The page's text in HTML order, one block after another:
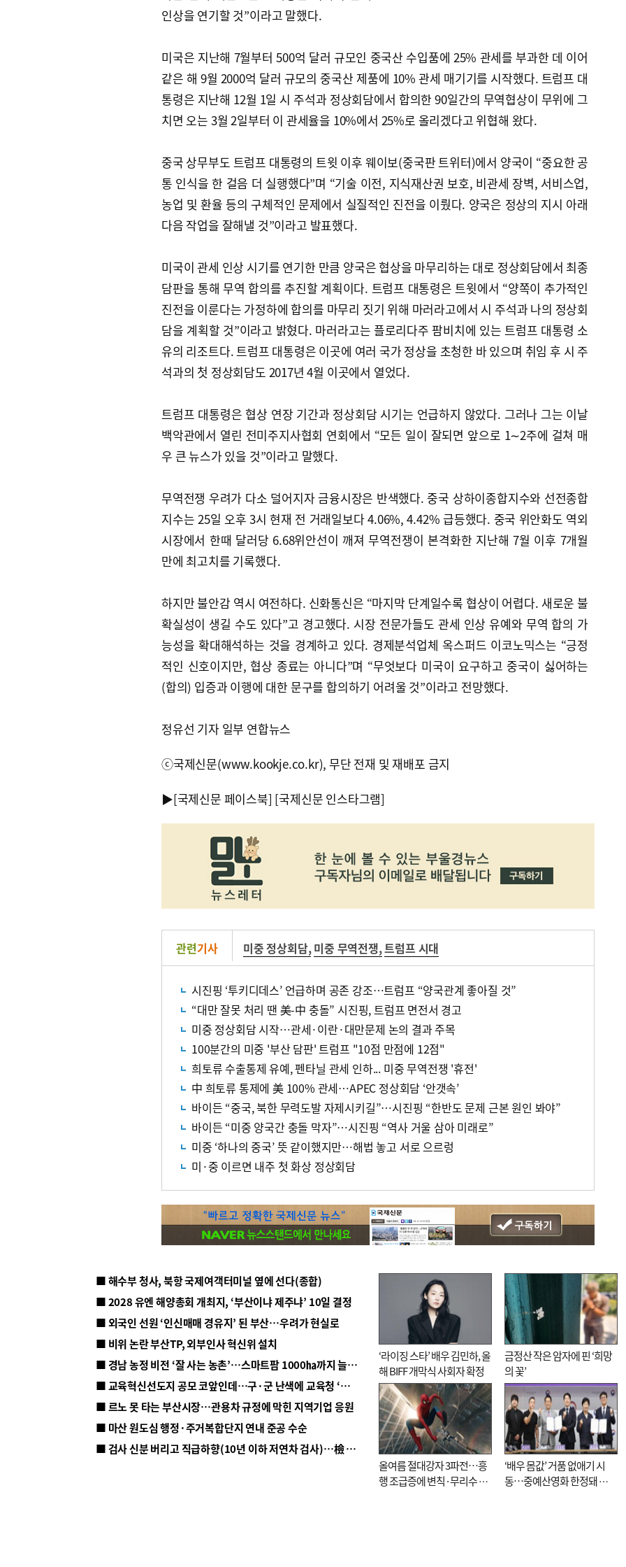
인상을 연기할 것”이라고 말했다.
미국은 지난해 7월부터 500억 달러 규모인 중국산 수입품에 25% 관세를 부과한 데 이어
같은 해 9월 2000억 달러 규모의 중국산 제품에 10% 관세 매기기를 시작했다. 트럼프 대
통령은 지난해 12월 1일 시 주석과 정상회담에서 합의한 90일간의 무역협상이 무위에 그
치면 오는 3월 2일부터 이 관세율을 10%에서 25%로 올리겠다고 위협해 왔다.
중국 상무부도 트럼프 대통령의 트윗 이후 웨이보(중국판 트위터)에서 양국이 “중요한 공
통 인식을 한 걸음 더 실행했다”며 “기술 이전, 지식재산권 보호, 비관세 장벽, 서비스업,
농업 및 환율 등의 구체적인 문제에서 실질적인 진전을 이뤘다. 양국은 정상의 지시 아래
다음 작업을 잘해낼 것”이라고 발표했다.
미국이 관세 인상 시기를 연기한 만큼 양국은 협상을 마무리하는 대로 정상회담에서 최종
담판을 통해 무역 합의를 추진할 계획이다. 트럼프 대통령은 트윗에서 “양쪽이 추가적인
진전을 이룬다는 가정하에 합의를 마무리 짓기 위해 마러라고에서 시 주석과 나의 정상회
담을 계획할 것”이라고 밝혔다. 마러라고는 플로리다주 팜비치에 있는 트럼프 대통령 소
유의 리조트다. 트럼프 대통령은 이곳에 여러 국가 정상을 초청한 바 있으며 취임 후 시 주
석과의 첫 정상회담도 2017년 4월 이곳에서 열었다.
트럼프 대통령은 협상 연장 기간과 정상회담 시기는 언급하지 않았다. 그러나 그는 이날
백악관에서 열린 전미주지사협회 연회에서 “모든 일이 잘되면 앞으로 1∼2주에 걸쳐 매
우 큰 뉴스가 있을 것”이라고 말했다.
무역전쟁 우려가 다소 덜어지자 금융시장은 반색했다. 중국 상하이종합지수와 선전종합
지수는 25일 오후 3시 현재 전 거래일보다 4.06%, 4.42% 급등했다. 중국 위안화도 역외
시장에서 한때 달러당 6.68위안선이 깨져 무역전쟁이 본격화한 지난해 7월 이후 7개월
만에 최고치를 기록했다.
하지만 불안감 역시 여전하다. 신화통신은 “마지막 단계일수록 협상이 어렵다. 새로운 불
확실성이 생길 수도 있다”고 경고했다. 시장 전문가들도 관세 인상 유예와 무역 합의 가
능성을 확대해석하는 것을 경계하고 있다. 경제분석업체 옥스퍼드 이코노믹스는 “긍정
적인 신호이지만, 협상 종료는 아니다”며 “무엇보다 미국이 요구하고 중국이 싫어하는
(합의) 입증과 이행에 대한 문구를 합의하기 어려울 것”이라고 전망했다.
정유선 기자 일부 연합뉴스
ⓒ국제신문(www.kookje.co.kr), 무단 전재 및 재배포 금지
▶[국제신문 페이스북] [국제신문 인스타그램]
관련기사 미중 정상회담,미중 무역전쟁,트럼프 시대
시진핑 ‘투키디데스’ 언급하며 공존 강조…트럼프 “양국관계 좋아질 것”
“대만 잘못 처리 땐 美-中 충돌” 시진핑, 트럼프 면전서 경고
미중 정상회담 시작…관세·이란·대만문제 논의 결과 주목
100분간의 미중 '부산 담판' 트럼프 "10점 만점에 12점"
희토류 수출통제 유예, 펜타닐 관세 인하... 미중 무역전쟁 '휴전'
中 희토류 통제에 美 100% 관세…APEC 정상회담 ‘안갯속’
바이든 “중국, 북한 무력도발 자제시키길”…시진핑 “한반도 문제 근본 원인 봐야”
바이든 “미중 양국간 충돌 막자”…시진핑 “역사 거울 삼아 미래로”
미중 ‘하나의 중국’ 뜻 같이했지만…해법 놓고 서로 으르렁
미·중 이르면 내주 첫 화상 정상회담
■ 해수부 청사, 북항 국제여객터미널 옆에 선다(종합)
■ 2028 유엔 해양총회 개최지, ‘부산이냐 제주냐’ 10일 결정
■ 외국인 선원 ‘인신매매 경유지’ 된 부산…우려가 현실로
■ 비위 논란 부산TP, 외부인사 혁신위 설치
■ 경남 농정 비전 ‘잘 사는 농촌’…스마트팜 1000㏊까지 늘린다
■ 교육혁신선도지 공모 코앞인데…구·군 난색에 교육청 ‘쩔쩔’
■ 르노 못 타는 부산시장…관용차 규정에 막힌 지역기업 응원
■ 마산 원도심 행정·주거복합단지 연내 준공 수순
■ 검사 신분 버리고 직급하향(10년 이하 저연차 검사)…檢 중수청행 기피
‘라이징 스타’ 배우 김민하, 올
해 BIFF 개막식 사회자 확정
금정산 작은 암자에 핀 ‘희망
의 꽃’
올여름 절대강자 3파전…흥
행 조급증에 변칙·무리수 마
‘배우 몸값’ 거품 없애기 시
동…중예산영화 한정돼 실